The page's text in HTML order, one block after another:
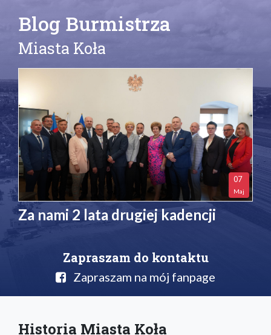
Blog Burmistrza
Miasta Koła
07
Maj
Za nami 2 lata drugiej kadencji
Zapraszam do kontaktu
Zapraszam na mój fanpage
Historia Miasta Koła